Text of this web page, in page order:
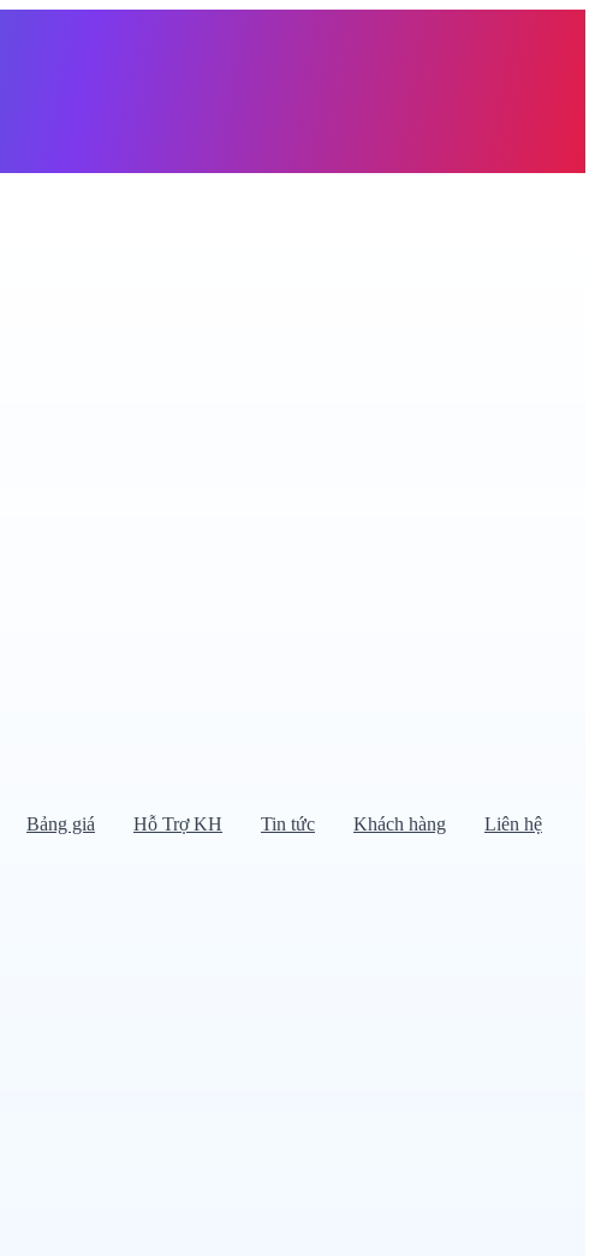
Bảng giá Hỗ Trợ KH Tin tức Khách hàng Liên hệ